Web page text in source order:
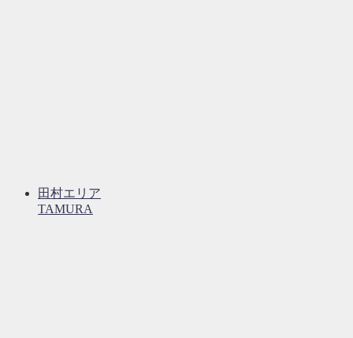
田村エリア
TAMURA